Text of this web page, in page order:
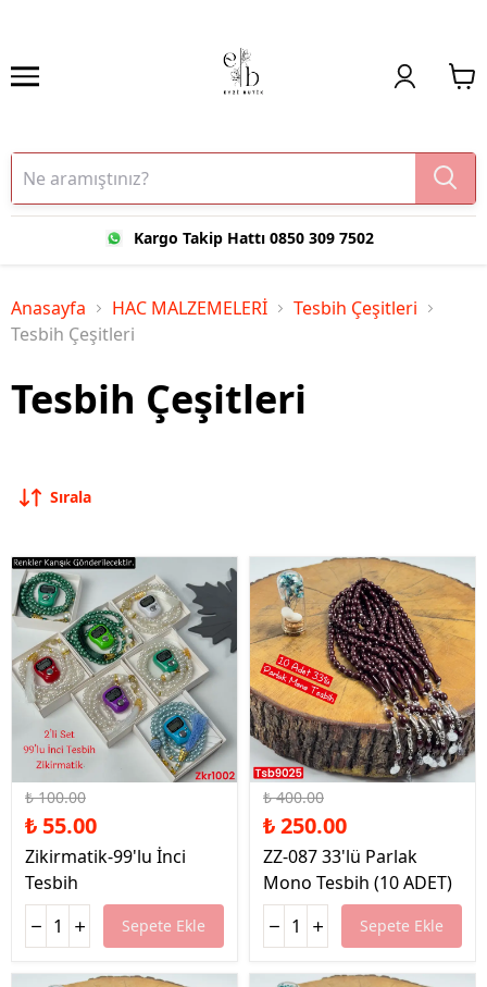
Kargo Takip Hattı 0850 309 7502
Anasayfa HAC MALZEMELERİ
Tesbih Çeşitleri
Tesbih Çeşitleri
Tesbih Çeşitleri
Sırala
%45 İndirim
₺ 100.00
₺ 55.00
Zikirmatik-99'lu İnci
Tesbih
Sepete Ekle
%38 İndirim
₺ 400.00
₺ 250.00
ZZ-087 33'lü Parlak
Mono Tesbih (10 ADET)
Sepete Ekle